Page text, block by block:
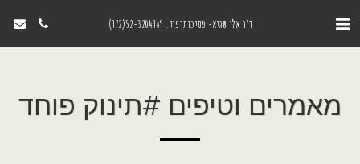
ד"ר אִלי שגיא- פסיכותרפיה. 52-3204949(972)
מאמרים וטיפים #תינוק פוחד